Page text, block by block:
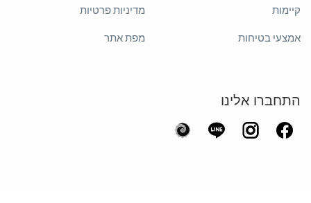
קיימות
אמצעי בטיחות
מדיניות פרטיות
מפת אתר
התחברו אלינו